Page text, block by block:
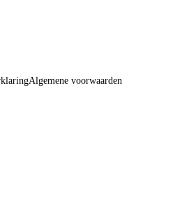
Algemene voorwaarden